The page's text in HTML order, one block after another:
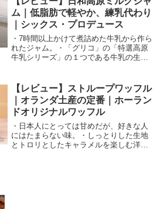
ム｜低脂肪で軽やか、練乳代わり
｜シックス・プロデュース
・7時間以上かけて煮詰めた牛乳から作ら
れたジャム。・「グリコ」の「特選高原
牛乳シリーズ」の１つである牛乳の生産
【レビュー】ストループワッフル
｜オランダ土産の定番｜ホーラン
ドオリジナルワッフル
・日本人にとっては甘めだが、好きな人
にはたまらない味。・しっとりした生地
とトロリとしたキャラメルを楽しむ洋菓